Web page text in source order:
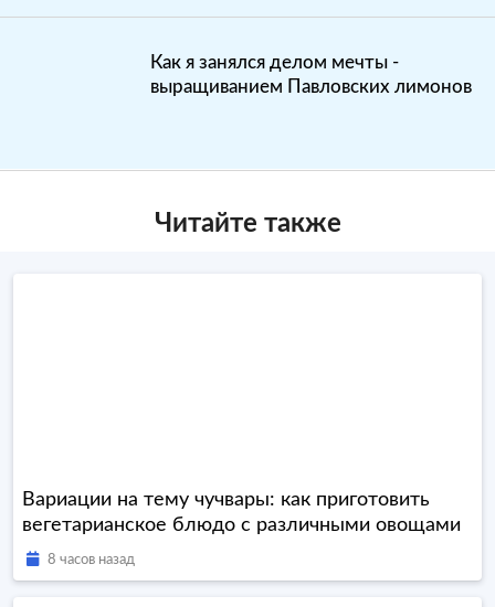
Как я занялся делом мечты -
выращиванием Павловских лимонов
Читайте также
Вариации на тему чучвары: как приготовить
вегетарианское блюдо с различными овощами
8 часов назад